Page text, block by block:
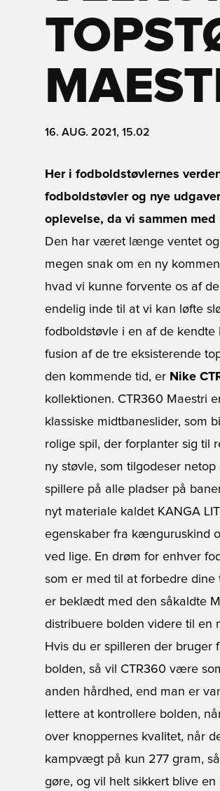
16. AUG. 2021, 15.02
Her i fodboldstøvlernes
fodboldstøvler og nye
oplevelse, da vi sammen
Den har været længe ventet og
megen snak om en ny
hvad vi kunne forvente os af
endelig inde til at vi kan løfte
fodboldstøvle i en af de kendte
fusion af de tre eksisterende
den kommende tid, er Nike
kollektionen. CTR360 Maestri
klassiske midtbaneslider, som
rolige spil, der forplanter sig til
ny støvle, som tilgodeser
spillere på alle pladser på
nyt materiale kaldet KANGA
egenskaber fra kænguruskind
ved lige. En drøm for enhver
som er med til at forbedre
er beklædt med den såkaldte
distribuere bolden videre til en
Hvis du er spilleren der
bolden, så vil CTR360 være
anden hårdhed, end man er
lettere at kontrollere bolden,
over knoppernes kvalitet, når
kampvægt på kun 277 gram,
gøre, og vil helt sikkert blive